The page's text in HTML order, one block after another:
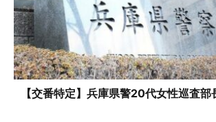
【交番特定】兵庫県警20代女性巡査